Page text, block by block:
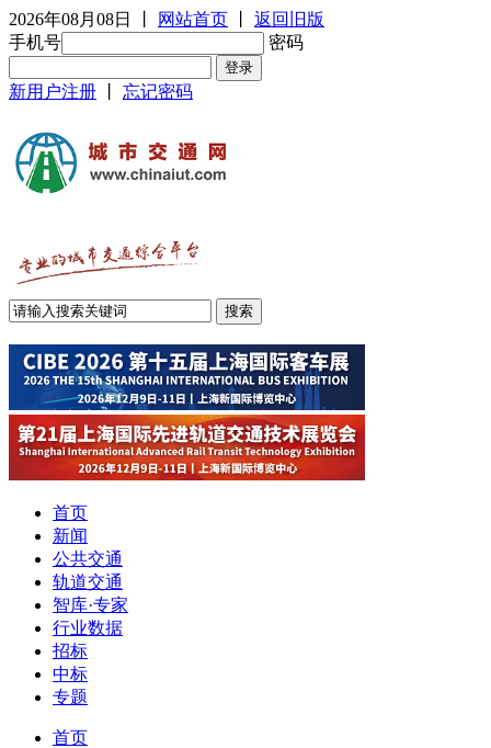
2026年08月08日 网站首页
返回旧版
手机号
密码
新用户注册 忘记密码
首页
新闻
公共交通
轨道交通
智库·专家
行业数据
招标
中标
专题
首页